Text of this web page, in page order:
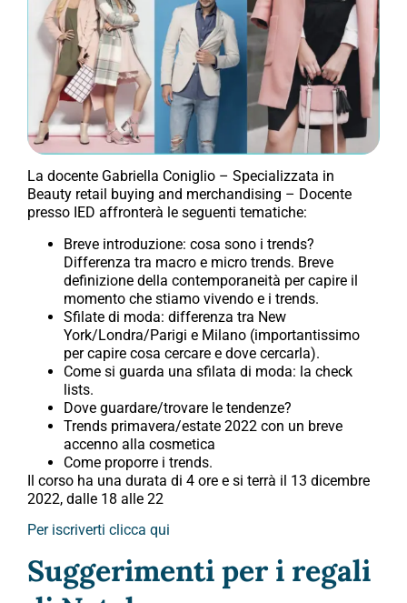
La docente Gabriella Coniglio – Specializzata in
Beauty retail buying and merchandising – Docente
presso IED affronterà le seguenti tematiche:
Breve introduzione: cosa sono i trends?
Differenza tra macro e micro trends. Breve
definizione della contemporaneità per capire il
momento che stiamo vivendo e i trends.
Sfilate di moda: differenza tra New
York/Londra/Parigi e Milano (importantissimo
per capire cosa cercare e dove cercarla).
Come si guarda una sfilata di moda: la check
lists.
Dove guardare/trovare le tendenze?
Trends primavera/estate 2022 con un breve
accenno alla cosmetica
Come proporre i trends.
Il corso ha una durata di 4 ore e si terrà il 13 dicembre
2022, dalle 18 alle 22
Per iscriverti clicca qui
Suggerimenti per i regali